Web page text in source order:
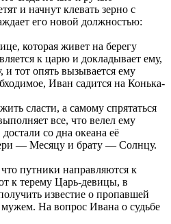
и начнут клевать зерно с
его новой должностью:
которая живет на берегу
к царю и докладывает ему,
тот опять вызывается ему
Иван садится на Конька-
сласти, а самому спрятаться
все, что велел ему
со дна океана её
— Месяцу и брату — Солнцу.
путники направляются к
к терему Царь-девицы, в
известие о пропавшей
мужем. На вопрос Ивана о судьбе